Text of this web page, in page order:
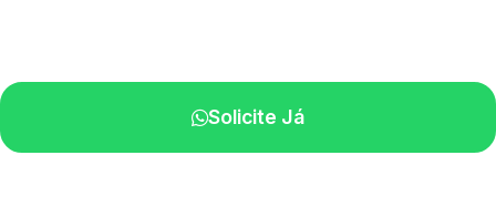
Solicite Já